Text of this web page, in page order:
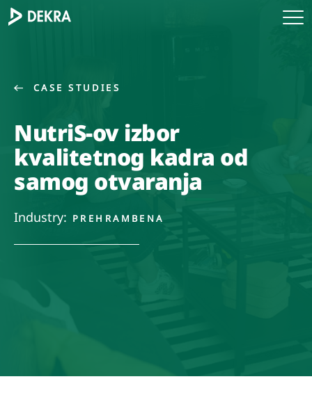
CASE STUDIES
NutriS-ov izbor
kvalitetnog kadra od
samog otvaranja
Industry: PREHRAMBENA